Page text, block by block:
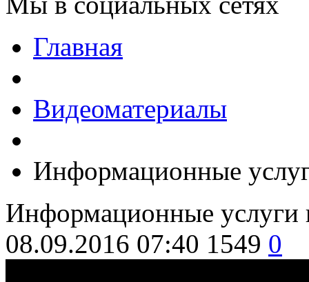
Главная
Видеоматериалы
Информационные
Информационные услуги
08.09.2016 07:40 1549 0